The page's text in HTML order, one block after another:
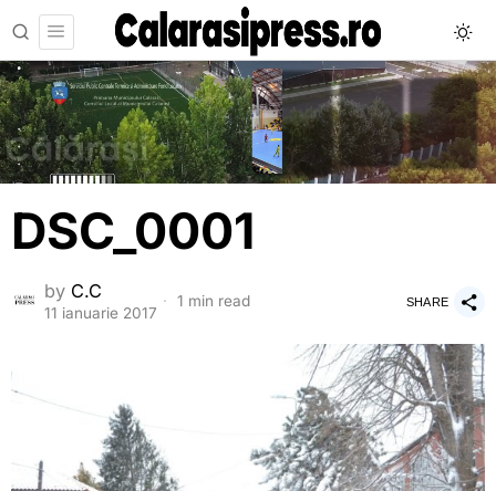
DSC_0001
by C.C
11 ianuarie 2017
1 min read SHARE